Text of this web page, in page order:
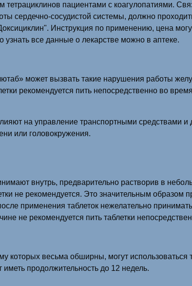
тетрациклинов пациентами с коагулопатиями.
сердечно-сосудистой системы, должно
Инструкция по применению, цена
все данные о лекарстве можно в аптеке.
может вызвать такие нарушения работы
рекомендуется пить непосредственно во
на управление транспортными средствами
или головокружения.
внутрь, предварительно растворив в
не рекомендуется. Это значительным образом
применения таблеток нежелательно
не рекомендуется пить таблетки
которых весьма обширны, могут
иметь продолжительность до 12 недель.